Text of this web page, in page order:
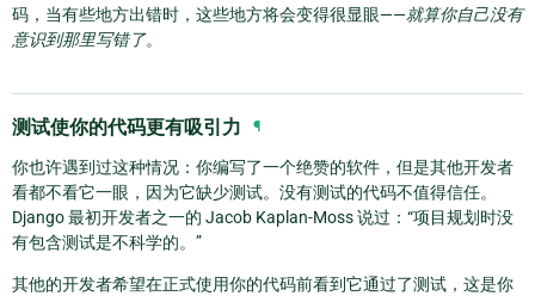
码，当有些地方出错时，这些地方将会变得很显眼——就算你自己没有
意识到那里写错了。
测试使你的代码更有吸引力 ¶
你也许遇到过这种情况：你编写了一个绝赞的软件，但是其他开发者
看都不看它一眼，因为它缺少测试。没有测试的代码不值得信任。
Django 最初开发者之一的 Jacob Kaplan-Moss 说过：“项目规划时没
有包含测试是不科学的。”
其他的开发者希望在正式使用你的代码前看到它通过了测试，这是你